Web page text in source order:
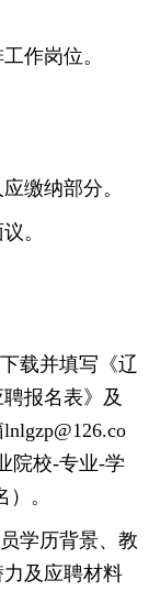
作岗位。
缴纳部分。
。
载并填写《辽
报名表》及
院校-专业-学
。
学历背景、教
及应聘材料